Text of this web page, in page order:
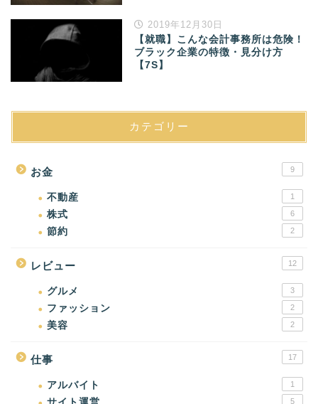
2019年12月30日
【就職】こんな会計事務所は危険！
ブラック企業の特徴・見分け方
【7S】
カテゴリー
お金 9
不動産 1
株式 6
節約 2
レビュー 12
グルメ 3
ファッション 2
美容 2
仕事 17
アルバイト 1
5